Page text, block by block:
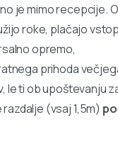
je mimo recepcije.
roke, plačajo
opremo,
prihoda
le ti ob upoštevanju
(vsaj 1,5m)